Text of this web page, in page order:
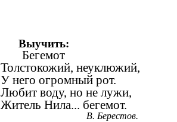
Выучить:
Бегемот
Толстокожий, неуклюжий,
У него огромный рот.
Любит воду, но не лужи,
Житель Нила... бегемот.
В. Берестов.